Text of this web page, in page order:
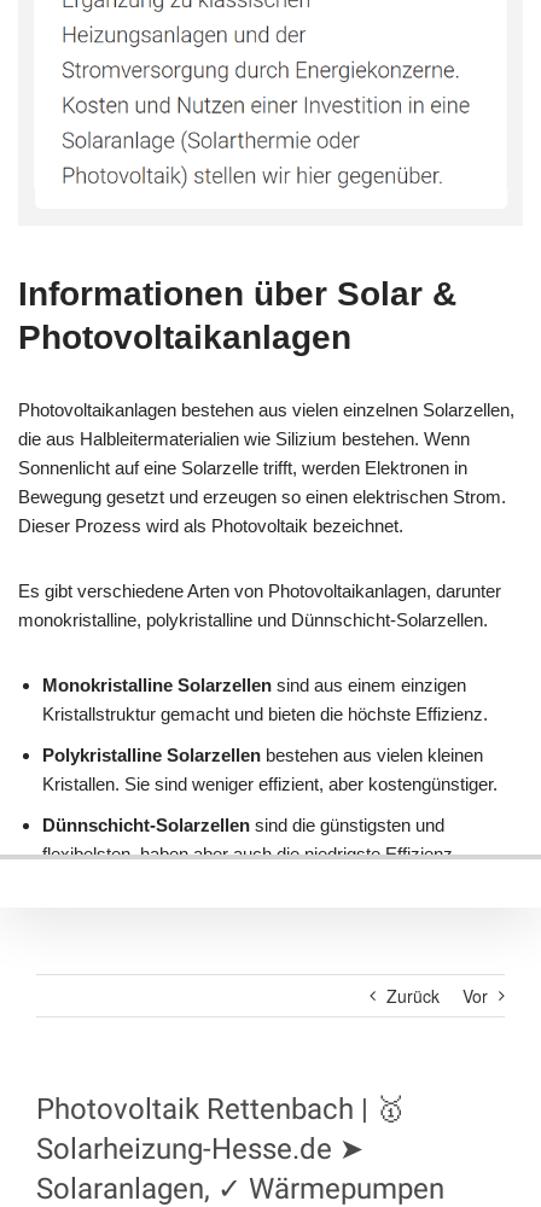
Zurück Vor
Photovoltaik Rettenbach | 🥇
Solarheizung-Hesse.de ➤
Solaranlagen, ✓ Wärmepumpen